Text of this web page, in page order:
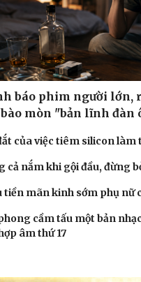
Tư vấn
báo phim người lớn,
mòn "bản lĩnh đàn
của việc tiêm silicon làm
cả nắm khi gội đầu, đừng
tiền mãn kinh sớm phụ nữ
cầm tấu một bản
âm thứ 17